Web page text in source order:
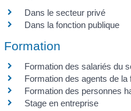
Dans le secteur privé
Dans la fonction publique
Formation
Formation des salariés du
Formation des agents de la
Formation des personnes
Stage en entreprise